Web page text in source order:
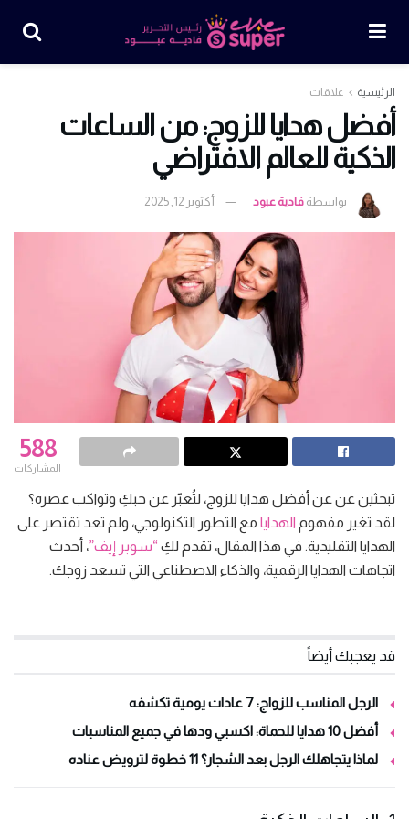
الرئيسية علاقات
أفضل هدايا للزوج: من الساعات
الذكية للعالم الافتراضي
بواسطة فادية عبود أكتوبر 12, 2025
588
المشاركات
تبحثين عن عن أفضل هدايا للزوج، لتُعبّر عن حبكِ وتواكب عصره؟
لقد تغير مفهوم الهدايا مع التطور التكنولوجي، ولم تعد تقتصر على
الهدايا التقليدية. في هذا المقال، تقدم لكِ “سوبر إيف”، أحدث
اتجاهات الهدايا الرقمية، والذكاء الاصطناعي التي تسعد زوجك.
قد يعجبك أيضاً
الرجل المناسب للزواج: 7 عادات يومية تكشفه
أفضل 10 هدايا للحماة: اكسبي ودها في جميع المناسبات
لماذا يتجاهلك الرجل بعد الشجار؟ 11 خطوة لترويض عناده